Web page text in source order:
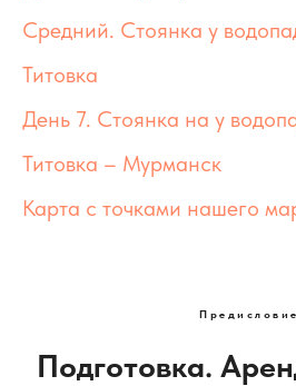
Средний. Стоянка у
Титовка
День 7. Стоянка на у
Титовка – Мурманск
Карта с точками нашего
Предисловие
Подготовка.